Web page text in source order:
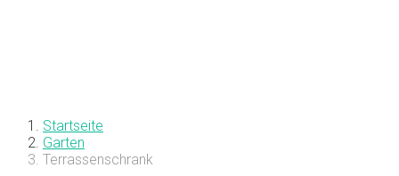
Startseite
Garten
Terrassenschrank